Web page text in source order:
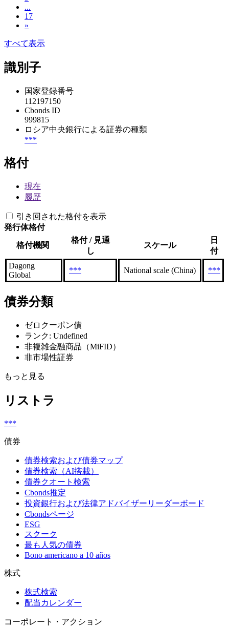
...
17
»
すべて表示
識別子
国家登録番号
112197150
Cbonds ID
999815
ロシア中央銀行による証券の種類
***
格付
現在
履歴
引き回された格付を表示
発行体格付
格付機関
格付 / 見通
し
スケール
日
付
Dagong
Global
*** National scale (China) ***
債券分類
ゼロクーポン債
ランク: Undefined
非複雑金融商品（MiFID）
非市場性証券
もっと見る
リストラ
***
債券
債券検索および債券マップ
債券検索（AI搭載）
債券クオート検索
Cbonds推定
投資銀行および法律アドバイザーリーダーボード
Cbondsページ
ESG
スクーク
最も人気の債券
Bono americano a 10 años
株式
株式検索
配当カレンダー
コーポレート・アクション